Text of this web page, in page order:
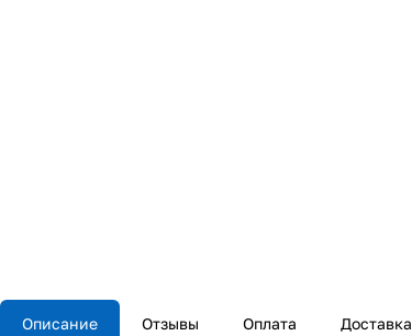
Описание Отзывы Оплата Доставка